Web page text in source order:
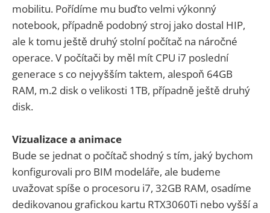
mobilitu. Pořídíme mu buďto velmi výkonný
notebook, případně podobný stroj jako dostal HIP,
ale k tomu ještě druhý stolní počítač na náročné
operace. V počítači by měl mít CPU i7 poslední
generace s co nejvyšším taktem, alespoň 64GB
RAM, m.2 disk o velikosti 1TB, případně ještě druhý
disk.
Vizualizace a animace
Bude se jednat o počítač shodný s tím, jaký bychom
konfigurovali pro BIM modeláře, ale budeme
uvažovat spíše o procesoru i7, 32GB RAM, osadíme
dedikovanou grafickou kartu RTX3060Ti nebo vyšší a